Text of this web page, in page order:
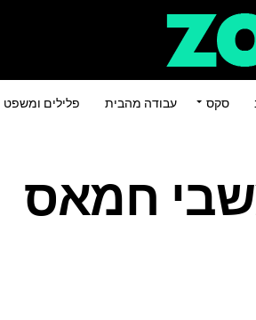
סקס עבודה מהבית פלילים ומשפט
חמאס